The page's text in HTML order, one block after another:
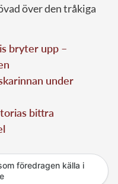
över den tråkiga
bryter upp –
under
bittra
föredragen källa i